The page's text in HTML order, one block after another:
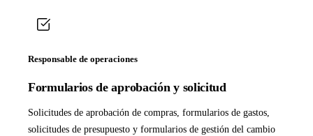
Responsable de operaciones
Formularios de aprobación y solicitud
Solicitudes de aprobación de compras, formularios de gastos,
solicitudes de presupuesto y formularios de gestión del cambio